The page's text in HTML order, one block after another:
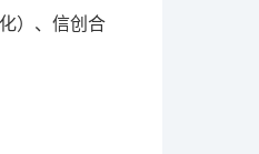
）、信创合